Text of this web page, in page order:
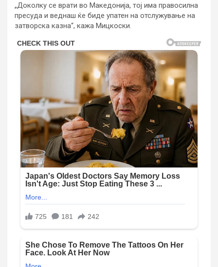
„Доколку се врати во Македонија, тој има правосилна
пресуда и веднаш ќе биде упатен на отслужување на
затворска казна“, кажа Мицкоски.